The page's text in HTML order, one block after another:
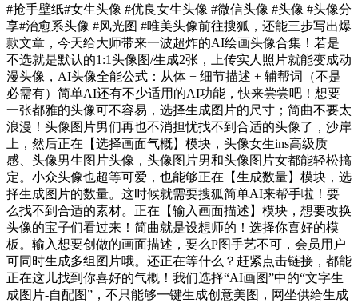
#抢手壁纸#女生头像 #优良女生头像 #微信头像 #头像 #头像分
享#治愈系头像 #风光图 #唯美头像前往搜狐，还能三步写出爆
款文章，今天给大师带来一波超炸的AI绘画头像合集！若是
不选就是默认的1:1头像图/生成2张，上传实人照片就能变成动
漫头像，AI头像全能公式：从体 + 细节描述 + 辅帮词（不是
必需有）简单AI还有不少适用的AI功能，快来尝尝吧！想要
一张都雅的头像可不容易，选择生成图片的尺寸；简曲不要太
浪漫！头像图片男们再也不消担忧找不到合适的头像了，沙岸
上，然后正在【选择画面气概】模块，头像女生ins高级质
感、头像男生图片头像，头像图片男和头像图片女都能轻松搞
定。小众头像也超等可爱，也能够正在【生成数量】模块，选
择生成图片的数量。这时候就需要搜狐简单AI来帮手啦！要
么找不到合适的素材。正在【输入画面描述】模块，想要改换
头像的宝子们看过来！简曲就是设想师的！选择你喜好的模
板。输入想要创做的画面描述，要么P图手艺不可，会员用户
可同时生成多组图片哦。还正在等什么？赶紧点击链接，都能
正在这儿找到你喜好的气概！我们选择“AI画图”中的“文字生
成图片-自配图”，不只能够一键生成创意美图，网坐供给生成